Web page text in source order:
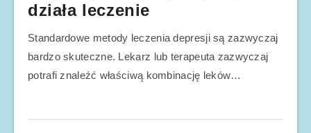
działa leczenie
Standardowe metody leczenia depresji są zazwyczaj
bardzo skuteczne. Lekarz lub terapeuta zazwyczaj
potrafi znaleźć właściwą kombinację leków…